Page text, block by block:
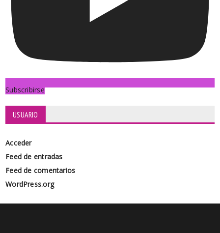
Subscribirse
USUARIO
Acceder
Feed de entradas
Feed de comentarios
WordPress.org